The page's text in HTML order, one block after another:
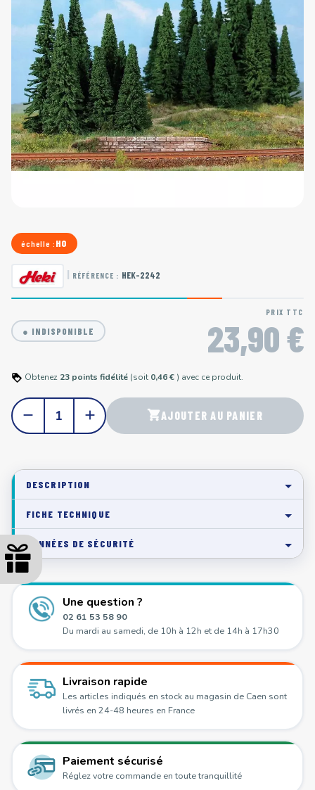
échelle : HO
| RÉFÉRENCE : HEK-2242
● INDISPONIBLE
PRIX TTC
23,90 €
Obtenez 23 points fidélité (soit 0,46 € ) avec ce produit.
remove add shopping_cartAJOUTER AU PANIER
DESCRIPTION
FICHE TECHNIQUE
DONNÉES DE SÉCURITÉ
Une question ?
02 61 53 58 90
Du mardi au samedi, de 10h à 12h et de 14h à 17h30
Livraison rapide
Les articles indiqués en stock au magasin de Caen sont
livrés en 24-48 heures en France
Paiement sécurisé
Réglez votre commande en toute tranquillité